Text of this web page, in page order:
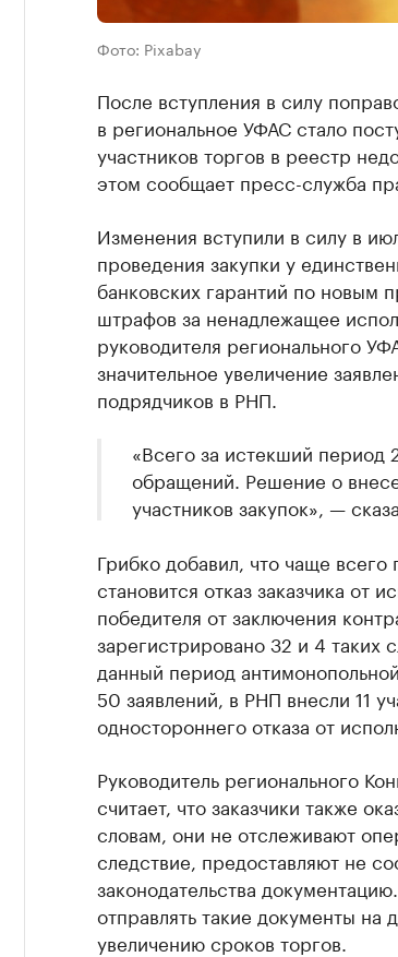
Фото: Pixabay
После вступления в силу
в региональное УФАС стало
участников торгов в реестр
этом сообщает пресс-служба
Изменения вступили в силу в
проведения закупки у
банковских гарантий по новым
штрафов за ненадлежащее
руководителя регионального
значительное увеличение
подрядчиков в РНП.
«Всего за истекший период
обращений. Решение о
участников закупок», —
Грибко добавил, что чаще
становится отказ заказчика от
победителя от заключения
зарегистрировано 32 и 4 таких
данный период
50 заявлений, в РНП внесли 11
одностороннего отказа от
Руководитель регионального
считает, что заказчики также
словам, они не отслеживают
следствие, предоставляют не
законодательства
отправлять такие документы на
увеличению сроков торгов.